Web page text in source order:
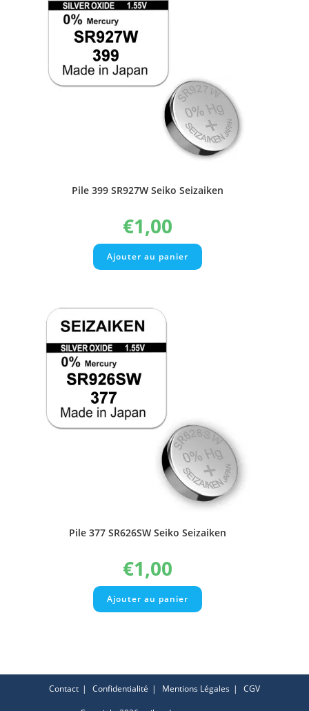
Pile 399 SR927W Seiko Seizaiken
€1,00
Ajouter au panier
Pile 377 SR626SW Seiko Seizaiken
€1,00
Ajouter au panier
Contact Confidentialité Mentions Légales CGV